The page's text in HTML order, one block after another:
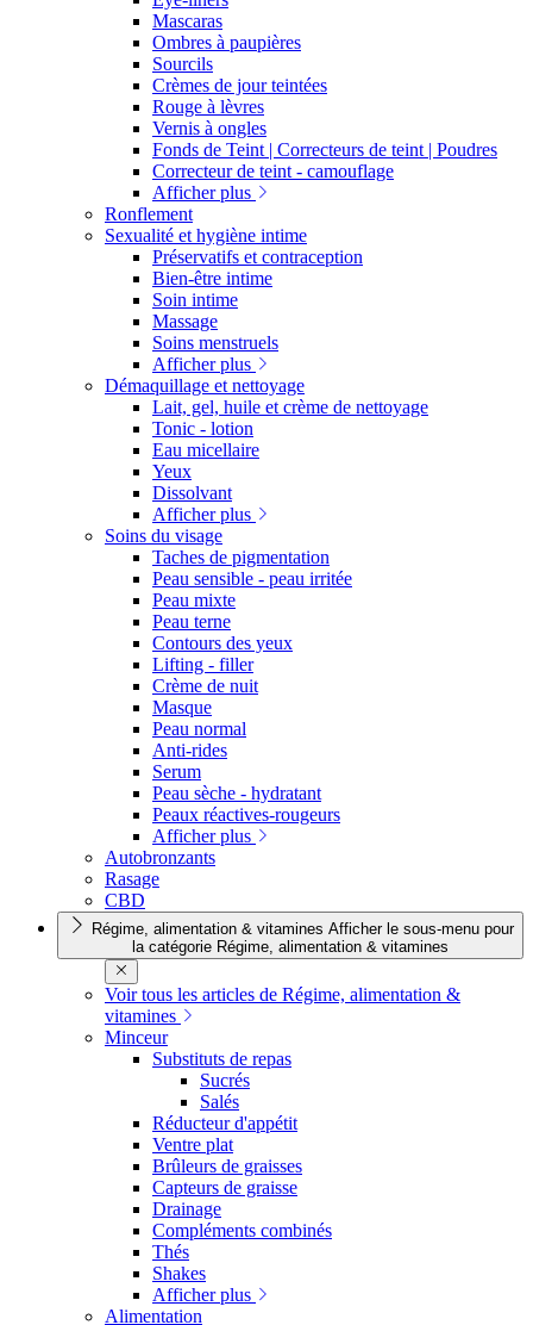
Mascaras
Ombres à paupières
Sourcils
Crèmes de jour teintées
Rouge à lèvres
Vernis à ongles
Fonds de Teint | Correcteurs de teint | Poudres
Correcteur de teint - camouflage
Afficher plus
Ronflement
Sexualité et hygiène intime
Préservatifs et contraception
Bien-être intime
Soin intime
Massage
Soins menstruels
Afficher plus
Démaquillage et nettoyage
Lait, gel, huile et crème de nettoyage
Tonic - lotion
Eau micellaire
Yeux
Dissolvant
Afficher plus
Soins du visage
Taches de pigmentation
Peau sensible - peau irritée
Peau mixte
Peau terne
Contours des yeux
Lifting - filler
Crème de nuit
Masque
Peau normal
Anti-rides
Serum
Peau sèche - hydratant
Peaux réactives-rougeurs
Afficher plus
Autobronzants
Rasage
CBD
Régime, alimentation & vitamines Afficher le sous-menu pour
la catégorie Régime, alimentation & vitamines
Voir tous les articles de Régime, alimentation &
vitamines
Minceur
Substituts de repas
Sucrés
Salés
Réducteur d'appétit
Ventre plat
Brûleurs de graisses
Capteurs de graisse
Drainage
Compléments combinés
Thés
Shakes
Afficher plus
Alimentation